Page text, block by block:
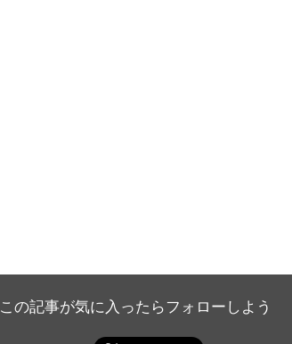
この記事が気に入ったらフォローしよう